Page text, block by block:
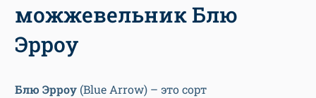
можжевельник Блю
Эрроу
Блю Эрроу (Blue Arrow) – это сорт